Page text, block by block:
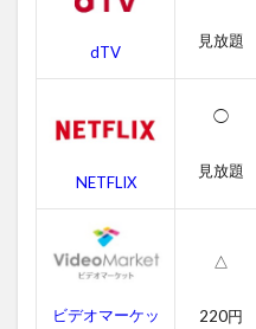
ー・
あら
4
ー・
ムの
作品
dTV
見放題
NETFLIX
◯
見放題
ビデオマーケッ
△
220円